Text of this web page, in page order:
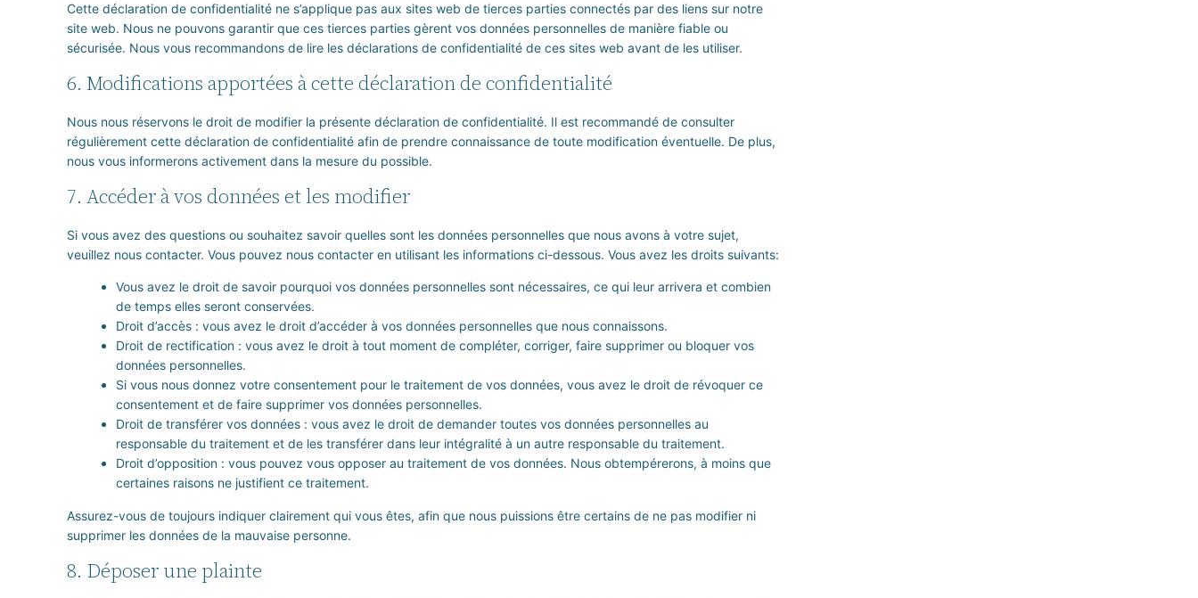
Cette déclaration de confidentialité ne s’applique pas aux sites web de tierces parties connectés par des liens sur notre
site web. Nous ne pouvons garantir que ces tierces parties gèrent vos données personnelles de manière fiable ou
sécurisée. Nous vous recommandons de lire les déclarations de confidentialité de ces sites web avant de les utiliser.
6. Modifications apportées à cette déclaration de confidentialité
Nous nous réservons le droit de modifier la présente déclaration de confidentialité. Il est recommandé de consulter
régulièrement cette déclaration de confidentialité afin de prendre connaissance de toute modification éventuelle. De plus,
nous vous informerons activement dans la mesure du possible.
7. Accéder à vos données et les modifier
Si vous avez des questions ou souhaitez savoir quelles sont les données personnelles que nous avons à votre sujet,
veuillez nous contacter. Vous pouvez nous contacter en utilisant les informations ci-dessous. Vous avez les droits suivants:
Vous avez le droit de savoir pourquoi vos données personnelles sont nécessaires, ce qui leur arrivera et combien
de temps elles seront conservées.
Droit d’accès : vous avez le droit d’accéder à vos données personnelles que nous connaissons.
Droit de rectification : vous avez le droit à tout moment de compléter, corriger, faire supprimer ou bloquer vos
données personnelles.
Si vous nous donnez votre consentement pour le traitement de vos données, vous avez le droit de révoquer ce
consentement et de faire supprimer vos données personnelles.
Droit de transférer vos données : vous avez le droit de demander toutes vos données personnelles au
responsable du traitement et de les transférer dans leur intégralité à un autre responsable du traitement.
Droit d’opposition : vous pouvez vous opposer au traitement de vos données. Nous obtempérerons, à moins que
certaines raisons ne justifient ce traitement.
Assurez-vous de toujours indiquer clairement qui vous êtes, afin que nous puissions être certains de ne pas modifier ni
supprimer les données de la mauvaise personne.
8. Déposer une plainte